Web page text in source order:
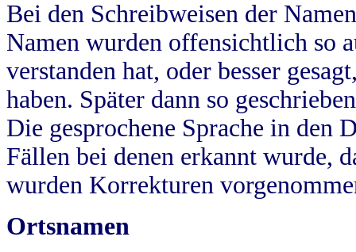
Bei den Schreibweisen der
Namen wurden offensichtlich so
verstanden hat, oder besser
haben. Später dann so
Die gesprochene Sprache in
Fällen bei denen erkannt wurde,
wurden Korrekturen
Ortsnamen